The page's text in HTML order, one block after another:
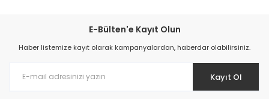
E-Bülten'e Kayıt Olun
Haber listemize kayıt olarak kampanyalardan, haberdar olabilirsiniz.
Kayıt Ol